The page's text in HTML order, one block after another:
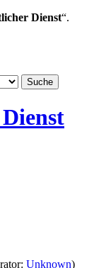
Dienst“.
Unknown)